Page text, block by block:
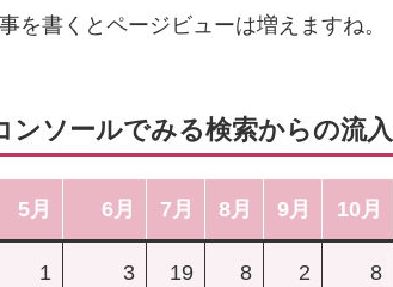
を書くとページビューは増えますね。
ンソールでみる検索からの流入
5月 6月 7月 8月 9月 10月
1 3 19 8 2 8